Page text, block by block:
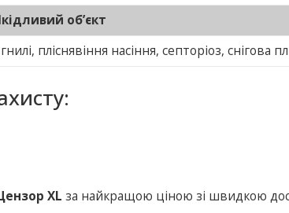
об’єкт
пліснявіння насіння, септоріоз, снігова
XLза найкращою ціною зі швидкою